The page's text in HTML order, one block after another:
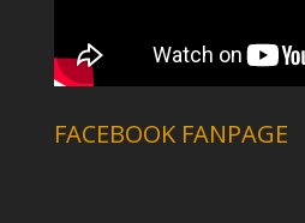
FACEBOOK FANPAGE